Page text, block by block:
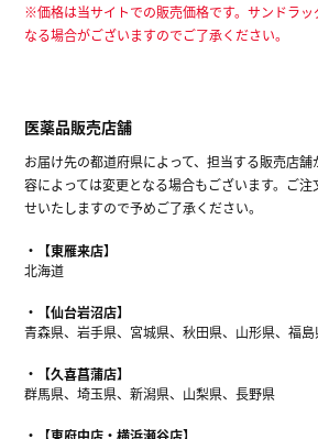
※価格は当サイトでの販売価格です。サンドラ
なる場合がございますのでご了承ください。
医薬品販売店舗
お届け先の都道府県によって、担当する販売店
容によっては変更となる場合もございます。ご
せいたしますので予めご了承ください。
【東雁来店】
北海道
【仙台岩沼店】
青森県、岩手県、宮城県、秋田県、山形県、福
【久喜菖蒲店】
群馬県、埼玉県、新潟県、山梨県、長野県
【東府中店・横浜瀬谷店】